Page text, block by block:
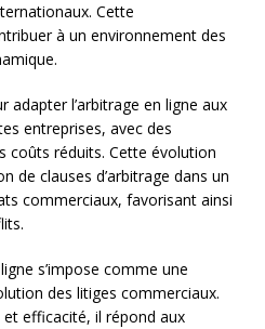
Cette
à un environnement des
adapter l’arbitrage en ligne aux
entreprises, avec des
coûts réduits. Cette évolution
de clauses d’arbitrage dans un
commerciaux, favorisant ainsi
s’impose comme une
des litiges commerciaux.
efficacité, il répond aux